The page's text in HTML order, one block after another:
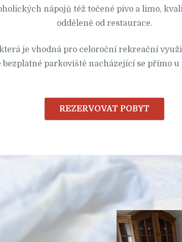
nápojů též točené pivo a limo,
odděleně od restaurace.
je vhodná pro celoroční rekreační
bezplatné parkoviště nacházející se přímo u
REZERVOVAT POBYT